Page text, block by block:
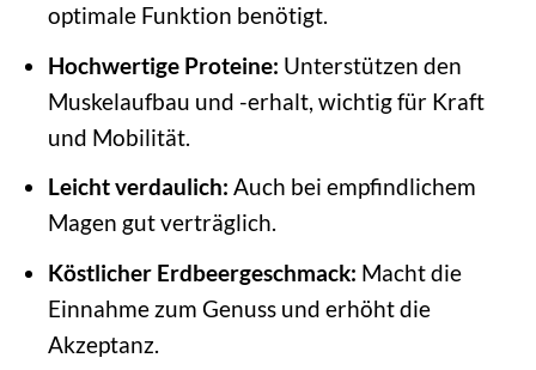
optimale Funktion benötigt.
Hochwertige Proteine: Unterstützen den
Muskelaufbau und -erhalt, wichtig für Kraft
und Mobilität.
Leicht verdaulich: Auch bei empfindlichem
Magen gut verträglich.
Köstlicher Erdbeergeschmack: Macht die
Einnahme zum Genuss und erhöht die
Akzeptanz.